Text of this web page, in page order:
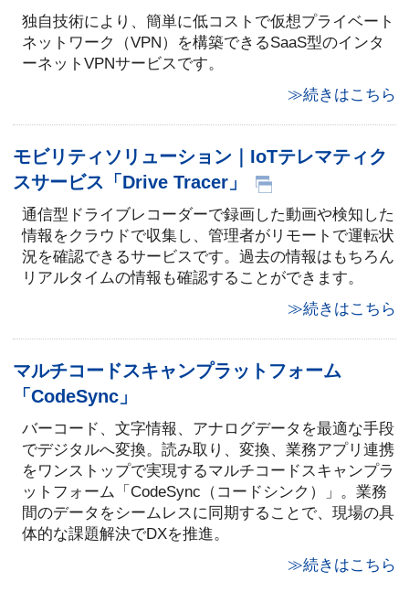
独自技術により、簡単に低コストで仮想プライベート
ネットワーク（VPN）を構築できるSaaS型のインタ
ーネットVPNサービスです。
≫続きはこちら
モビリティソリューション｜IoTテレマティク
スサービス「Drive Tracer」
通信型ドライブレコーダーで録画した動画や検知した
情報をクラウドで収集し、管理者がリモートで運転状
況を確認できるサービスです。過去の情報はもちろん
リアルタイムの情報も確認することができます。
≫続きはこちら
マルチコードスキャンプラットフォーム
「CodeSync」
バーコード、文字情報、アナログデータを最適な手段
でデジタルへ変換。読み取り、変換、業務アプリ連携
をワンストップで実現するマルチコードスキャンプラ
ットフォーム「CodeSync（コードシンク）」。業務
間のデータをシームレスに同期することで、現場の具
体的な課題解決でDXを推進。
≫続きはこちら